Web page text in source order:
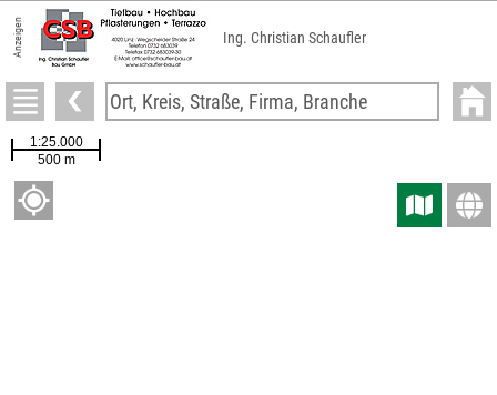
Anzeigen Ing. Christian Schaufler